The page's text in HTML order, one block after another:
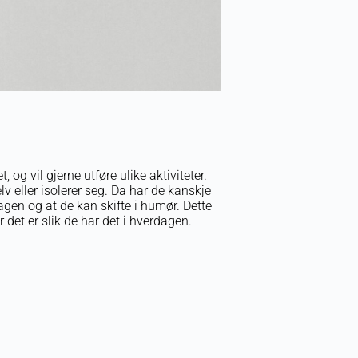
og vil gjerne utføre ulike aktiviteter.
eller isolerer seg. Da har de kanskje
og at de kan skifte i humør. Dette
er slik de har det i hverdagen.